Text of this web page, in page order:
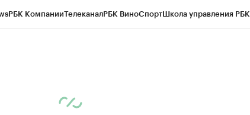
РБК КомпанииТелеканалРБК ВиноСпортШкола управления РБК